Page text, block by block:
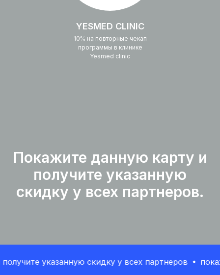
YESMED CLINIC
10% на повторные чекап
программы в клинике
Yesmed clinic
Покажите данную карту и
получите указанную
скидку у всех партнеров.
указанную скидку у всех партнеров